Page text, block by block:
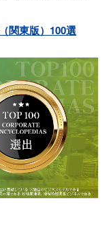
関東版）100選